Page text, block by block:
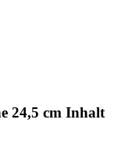
24,5 cm Inhalt